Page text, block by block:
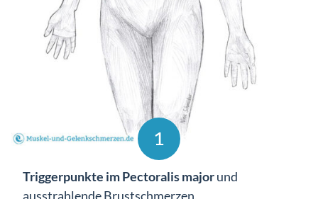
1
Triggerpunkte im Pectoralis majorund
ausstrahlende Brustschmerzen,